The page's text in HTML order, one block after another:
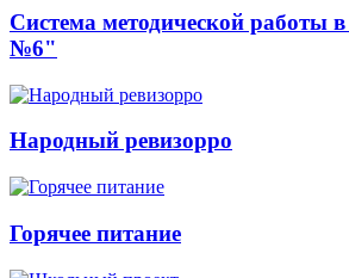
Система методической
№6"
Народный ревизорро
Горячее питание